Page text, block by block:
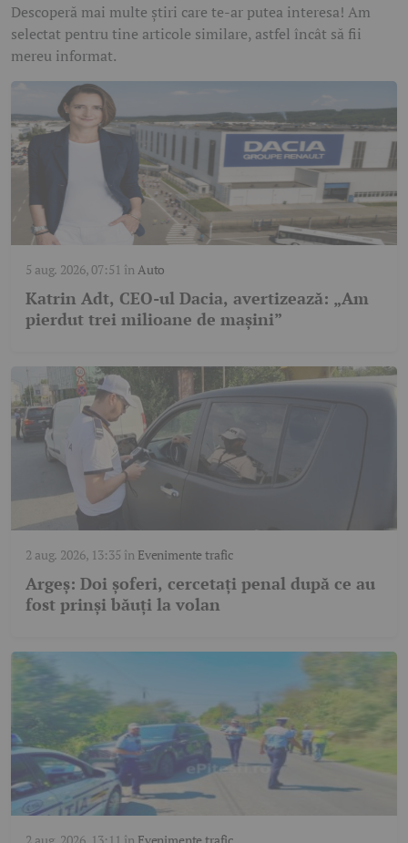
Descoperă mai multe știri care te-ar putea interesa! Am
selectat pentru tine articole similare, astfel încât să fii
mereu informat.
5 aug. 2026, 07:51 în Auto
Katrin Adt, CEO-ul Dacia, avertizează: „Am
pierdut trei milioane de mașini”
2 aug. 2026, 13:35 în Evenimente trafic
Argeș: Doi șoferi, cercetați penal după ce au
fost prinși băuți la volan
2 aug. 2026, 13:11 în Evenimente trafic